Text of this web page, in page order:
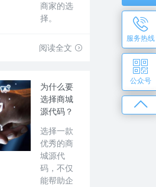
商家的选
择。
阅读全文
为什么要
选择商城
源代码？
选择一款
优秀的商
城源代
码，不仅
能帮助企
服务热线
公众号